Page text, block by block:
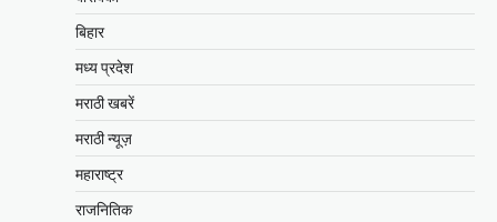
बिहार
मध्य प्रदेश
मराठी खबरें
मराठी न्यूज़
महाराष्ट्र
राजनितिक